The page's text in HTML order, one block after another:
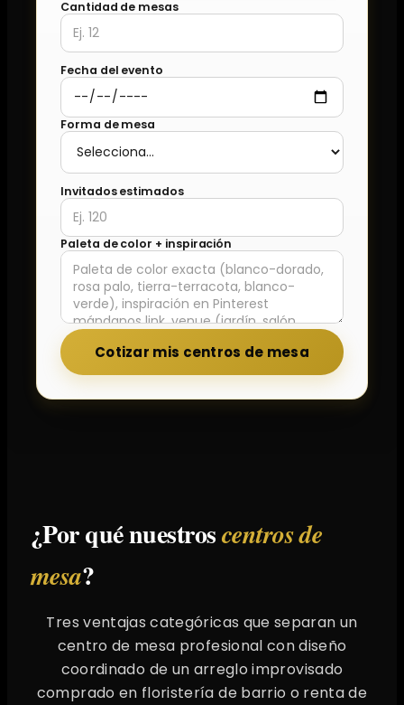
Cantidad de mesas
Fecha del evento
Forma de mesa
Invitados estimados
Paleta de color + inspiración
Cotizar mis centros de mesa
¿Por qué nuestroscentros de
mesa?
Tres ventajas categóricas que separan un
centro de mesa profesional con diseño
coordinado de un arreglo improvisado
comprado en floristería de barrio o renta de